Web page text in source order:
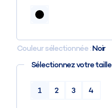
Couleur sélectionnée :Noir
Sélectionnez votre taille
1 2 3 4